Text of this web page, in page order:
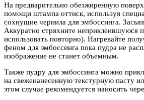
На предварительно обезжиренную
помощи штампа оттиск, используя
сохнущие чернила для эмбоссинга.
Аккуратно стряхните неприклеившуюся
использовать повторно). Нагревайте
феном для эмбоссинга пока пудра не
изображение не станет объемным.
Также пудру для эмбоссинга можно
на свеженанесенную текстурную пасту
этом случае рекомендуется наносить